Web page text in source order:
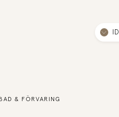
& FÖRVARING